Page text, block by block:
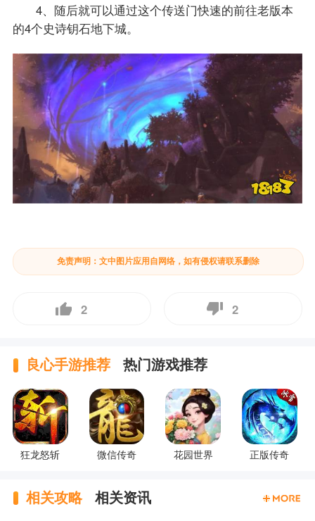
4、随后就可以通过这个传送门快速的前往老版本
的4个史诗钥石地下城。
免责声明：文中图片应用自网络，如有侵权请联系删除
2 2
良心手游推荐 热门游戏推荐
狂龙怒斩 微信传奇 花园世界 正版传奇
相关攻略 相关资讯